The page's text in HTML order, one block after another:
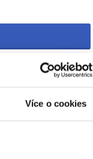
Více o cookies